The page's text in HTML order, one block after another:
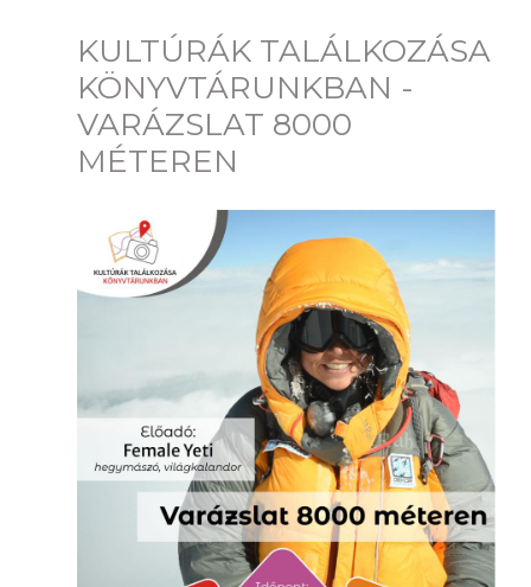
KULTÚRÁK TALÁLKOZÁSA
KÖNYVTÁRUNKBAN -
VARÁZSLAT 8000
MÉTEREN